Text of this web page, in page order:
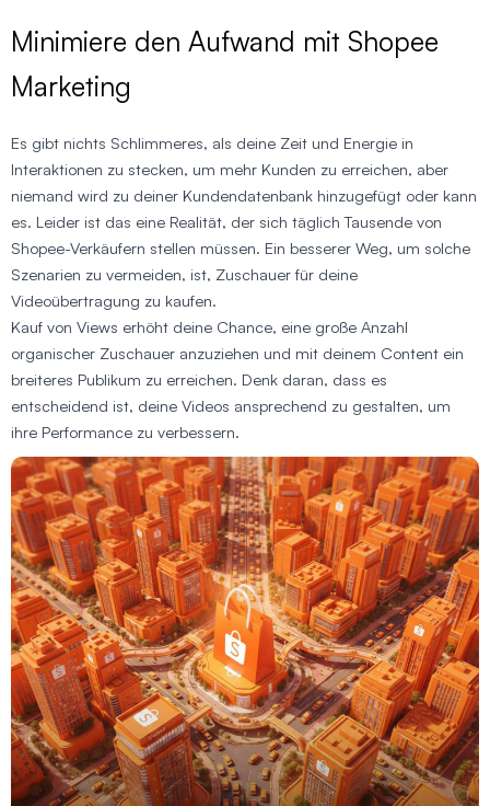
Minimiere den Aufwand mit Shopee
Marketing
Es gibt nichts Schlimmeres, als deine Zeit und Energie in
Interaktionen zu stecken, um mehr Kunden zu erreichen, aber
niemand wird zu deiner Kundendatenbank hinzugefügt oder kann
es. Leider ist das eine Realität, der sich täglich Tausende von
Shopee-Verkäufern stellen müssen. Ein besserer Weg, um solche
Szenarien zu vermeiden, ist, Zuschauer für deine
Videoübertragung zu kaufen.
Kauf von Views erhöht deine Chance, eine große Anzahl
organischer Zuschauer anzuziehen und mit deinem Content ein
breiteres Publikum zu erreichen. Denk daran, dass es
entscheidend ist, deine Videos ansprechend zu gestalten, um
ihre Performance zu verbessern.